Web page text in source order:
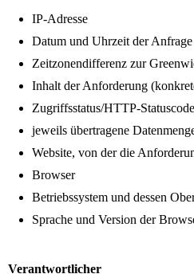
IP-Adresse
Datum und Uhrzeit der Anfrage
Zeitzonendifferenz zur
Inhalt der Anforderung
Zugriffsstatus/HTTP-Statuscode
jeweils übertragene
Website, von der die
Browser
Betriebssystem und dessen
Sprache und Version der
Verantwortlicher